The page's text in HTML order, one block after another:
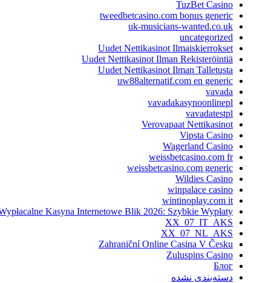
TuzBet Casino
tweedbetcasino.com bonus generic
uk-musicians-wanted.co.uk
uncategorized
Uudet Nettikasinot Ilmaiskierrokset
Uudet Nettikasinot Ilman Rekisteröintiä
Uudet Nettikasinot Ilman Talletusta
uw88alternatif.com en generic
vavada
vavadakasynoonlinepl
vavadatestpl
Verovapaat Nettikasinot
Vipsta Casino
Wagerland Casino
weissbetcasino.com fr
weissbetcasino.com generic
Wildies Casino
winpalace casino
wintinoplay.com it
Kasyna Internetowe Blik 2026: Szybkie Wypłaty
XX_07_IT_AKS
XX_07_NL_AKS
Zahraniční Online Casina V Česku
Zuluspins Casino
Блог
دسته‌بندی نشده